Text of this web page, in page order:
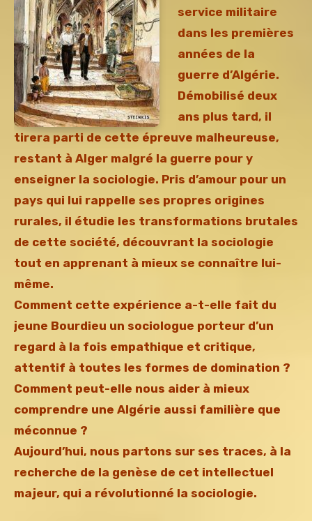
service militaire
dans les premières
années de la
guerre d’Algérie.
Démobilisé deux
ans plus tard, il
tirera parti de cette épreuve malheureuse,
restant à Alger malgré la guerre pour y
enseigner la sociologie. Pris d’amour pour un
pays qui lui rappelle ses propres origines
rurales, il étudie les transformations brutales
de cette société, découvrant la sociologie
tout en apprenant à mieux se connaître lui-
même.
Comment cette expérience a-t-elle fait du
jeune Bourdieu un sociologue porteur d’un
regard à la fois empathique et critique,
attentif à toutes les formes de domination ?
Comment peut-elle nous aider à mieux
comprendre une Algérie aussi familière que
méconnue ?
Aujourd’hui, nous partons sur ses traces, à la
recherche de la genèse de cet intellectuel
majeur, qui a révolutionné la sociologie.